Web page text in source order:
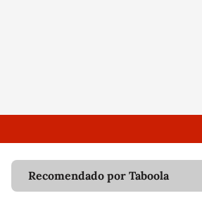
Recomendado por Taboola